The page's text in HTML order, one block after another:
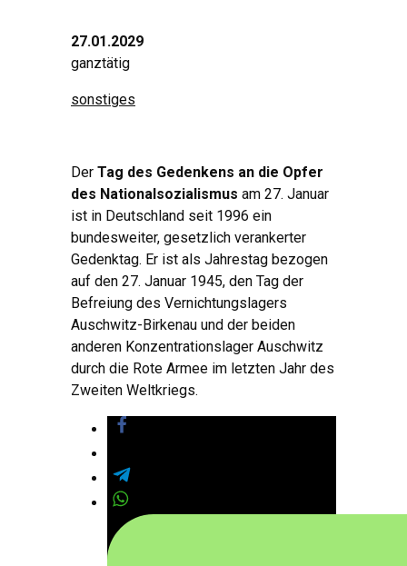
27.01.2029
ganztätig
sonstiges
Der Tag des Gedenkens an die Opfer
des Nationalsozialismus am 27. Januar
ist in Deutschland seit 1996 ein
bundesweiter, gesetzlich verankerter
Gedenktag. Er ist als Jahrestag bezogen
auf den 27. Januar 1945, den Tag der
Befreiung des Vernichtungslagers
Auschwitz-Birkenau und der beiden
anderen Konzentrationslager Auschwitz
durch die Rote Armee im letzten Jahr des
Zweiten Weltkriegs.